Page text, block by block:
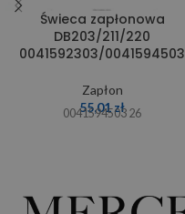
Świeca zapłonowa
DB203/211/220
0041592303/0041594503
Zapłon
55,01zł
0041594503 26